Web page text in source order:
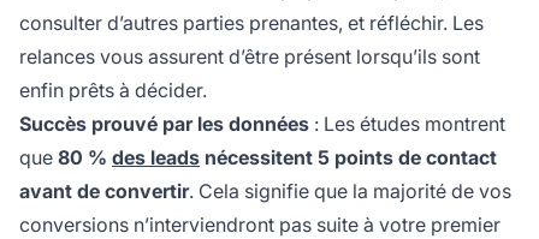
consulter d’autres parties prenantes, et réfléchir. Les
relances vous assurent d’être présent lorsqu’ils sont
enfin prêts à décider.
Succès prouvé par les données : Les études montrent
que 80 % des leads nécessitent 5 points de contact
avant de convertir. Cela signifie que la majorité de vos
conversions n’interviendront pas suite à votre premier